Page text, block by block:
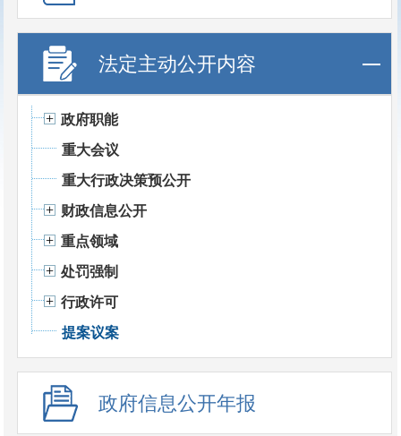
法定主动公开内容
政府职能
重大会议
重大行政决策预公开
财政信息公开
重点领域
处罚强制
行政许可
提案议案
政府信息公开年报